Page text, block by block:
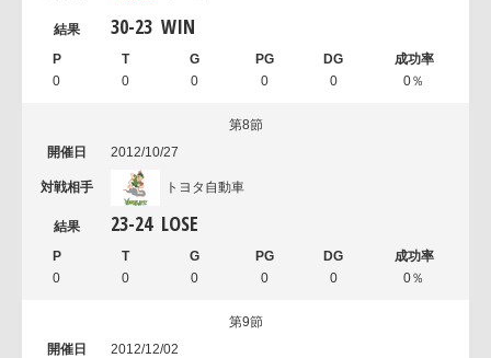
30-23 WIN
0 0 0 0 0 0％
第8節
2012/10/27
トヨタ自動車
23-24 LOSE
0 0 0 0 0 0％
第9節
2012/12/02